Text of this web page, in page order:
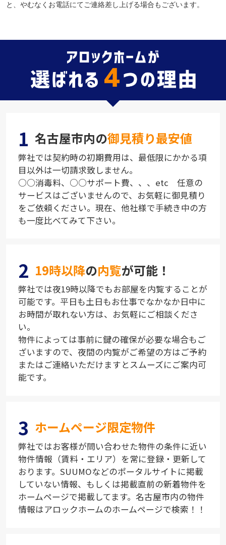
と、やむなくお電話にてご連絡差し上げる場合もございます。
1 名古屋市内の御見積り最安値
弊社では契約時の初期費用は、最低限にかかる項
目以外は一切請求致しません。
○○消毒料、○○サポート費、、、etc 任意の
サービスはございませんので、お気軽に御見積り
をご依頼ください。現在、他社様で手続き中の方
も一度比べてみて下さい。
2 19時以降の内覧が可能！
弊社では夜19時以降でもお部屋を内覧することが
可能です。平日も土日もお仕事でなかなか日中に
お時間が取れない方は、お気軽にご相談くださ
い。
物件によっては事前に鍵の確保が必要な場合もご
ざいますので、夜間の内覧がご希望の方はご予約
またはご連絡いただけますとスムーズにご案内可
能です。
3 ホームページ限定物件
弊社ではお客様が問い合わせた物件の条件に近い
物件情報（賃料・エリア）を常に登録・更新して
おります。SUUMOなどのポータルサイトに掲載
していない情報、もしくは掲載直前の新着物件を
ホームページで掲載してます。名古屋市内の物件
情報はアロックホームのホームページで検索！！